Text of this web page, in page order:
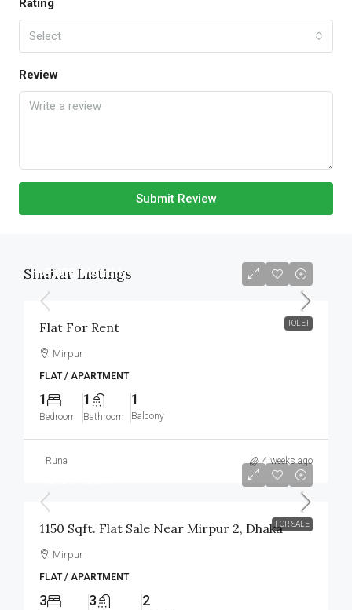
Rating
Select
Review
Submit Review
Similar Listings
TOLET
৳9,000 /Monthly
Flat For Rent
Mirpur
FLAT / APARTMENT
1
Bedroom
1
Bathroom
1
Balcony
Runa 4 weeks ago
FOR SALE
1150 Sqft. Flat Sale Near Mirpur 2, Dhaka
Mirpur
FLAT / APARTMENT
3 3 2